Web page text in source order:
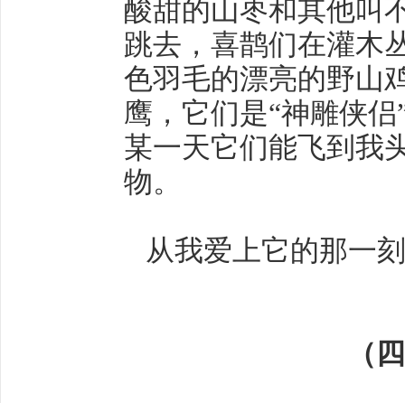
酸甜的山枣和其他叫
跳去，喜鹊们在灌木
色羽毛的漂亮的野山
鹰，它们是“神雕侠
某一天它们能飞到我
物。
从我爱上它的那一
（